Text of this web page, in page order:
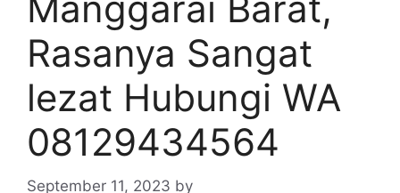
Rasanya Sangat
lezat Hubungi WA
08129434564
September 11, 2023 by